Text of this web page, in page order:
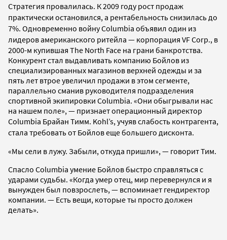
Стратегия провалилась. К 2009 году рост продаж
практически остановился, а рентабельность снизилась до
7%. Одновременно войну Columbia объявил один из
лидеров американского ритейла — корпорация VF Corp., в
2000-м купившая The North Face на грани банкротства.
Конкурент стал выдавливать компанию Бойлов из
специализированных магазинов верхней одежды и за
пять лет втрое увеличил продажи в этом сегменте,
параллельно сманив руководителя подразделения
спортивной экипировки Columbia. «Они обыгрывали нас
на нашем поле», — признает операционный директор
Columbia Брайан Тимм. Kohl’s, учуяв слабость контрагента,
стала требовать от Бойлов еще большего дисконта.
«Мы сели в лужу. Забыли, откуда пришли», — говорит Тим.
Спасло Columbia умение Бойлов быстро справляться с
ударами судьбы. «Когда умер отец, мир перевернулся и я
вынужден был повзрослеть, — вспоминает гендиректор
компании. — Есть вещи, которые ты просто должен
делать».